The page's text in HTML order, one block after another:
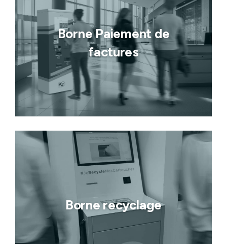
Borne Paiement de
factures
Borne recyclage